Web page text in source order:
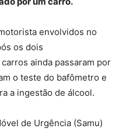
envolvidos no
os dois
ainda passaram por
o teste do bafômetro e
a ingestão de álcool.
de Urgência (Samu)